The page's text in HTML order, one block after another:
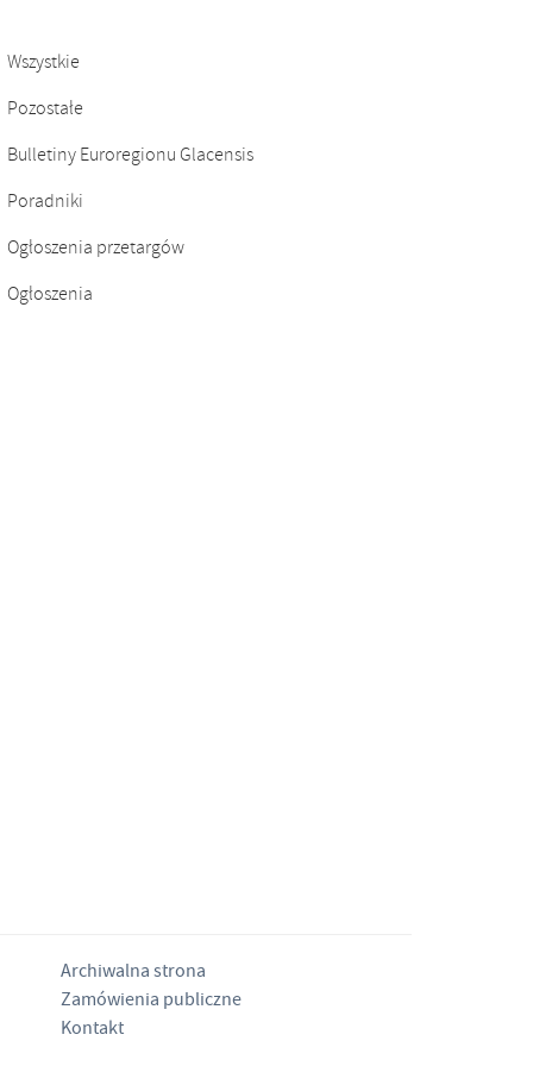
Wszystkie
Pozostałe
Bulletiny Euroregionu Glacensis
Poradniki
Ogłoszenia przetargów
Ogłoszenia
Archiwalna strona
Zamówienia publiczne
Kontakt